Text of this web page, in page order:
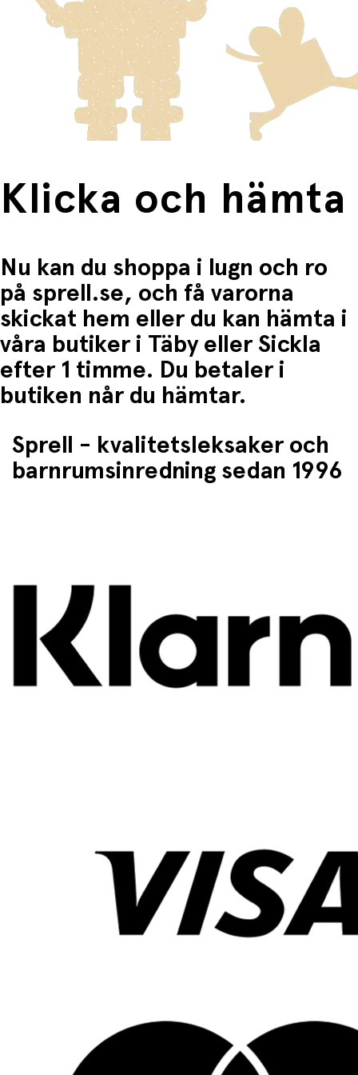
Ger barnet skydd mot sol och lätt vind
Varor som är för stora för att skickas som vanlig post
skickas med Posten/Brings tjänst
Home Delivery
. Detta
innebär en högre fraktkostnad.
Produkter som omfattas av detta är tydligt märkta, och
frakten för dessa varor visas i kassan.
Fri frakt när du handlar för mer än 1500:-
Klicka och hämta:
Du betalar när du hämtar varorna i butiken.
Klicka och hämta
Nu kan du shoppa i lugn och ro
på sprell.se, och få varorna
skickat hem eller du kan hämta i
våra butiker i Täby eller Sickla
efter 1 timme. Du betaler i
butiken når du hämtar.
Sprell - kvalitetsleksaker och
barnrumsinredning sedan 1996